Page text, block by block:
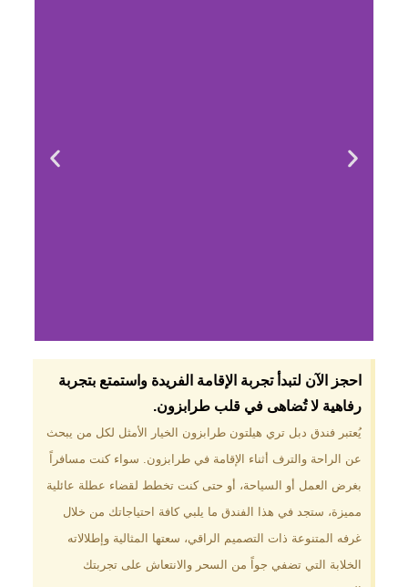
لماذا تختار فندق دبل
تري هيلتون
طرابزون؟
موقع مميز في قلب طرابزون بالقرب
من أهم المعالم السياحية. إطلالات
الخضراء. مرافق متكاملة تشمل
مسبحًا داخليًا، سبا، صالة ألعاب
رياضية، ومطاعم عالمية.
احجز الآن لتبدأ تجربة الإقامة الفريدة واستمتع بتجربة
رفاهية لا تُضاهى في قلب طرابزون.​
يُعتبر فندق دبل تري هيلتون طرابزون الخيار الأمثل لكل من يبحث
عن الراحة والترف أثناء الإقامة في طرابزون. سواء كنت مسافراً
بغرض العمل أو السياحة، أو حتى كنت تخطط لقضاء عطلة عائلية
مميزة، ستجد في هذا الفندق ما يلبي كافة احتياجاتك من خلال
غرفه المتنوعة ذات التصميم الراقي، سعتها المثالية وإطلالاته
الخلابة التي تضفي جواً من السحر والانتعاش على تجربتك